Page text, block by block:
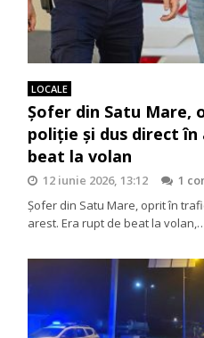
LOCALE
Șofer din Satu Mare,
poliție și dus direct
beat la volan
12 iunie 2026, 13:12
1
Șofer din Satu Mare, oprit în
arest. Era rupt de beat la